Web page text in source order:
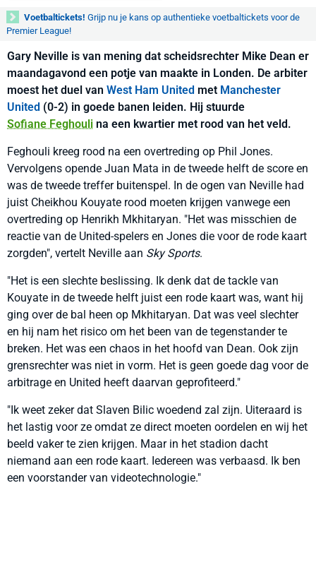
Voetbaltickets! Grijp nu je kans op authentieke voetbaltickets voor de
Premier League!
Gary Neville is van mening dat scheidsrechter Mike Dean er
maandagavond een potje van maakte in Londen. De arbiter
moest het duel van West Ham United met Manchester
United (0-2) in goede banen leiden. Hij stuurde
Sofiane Feghouli na een kwartier met rood van het veld.
Feghouli kreeg rood na een overtreding op Phil Jones.
Vervolgens opende Juan Mata in de tweede helft de score en
was de tweede treffer buitenspel. In de ogen van Neville had
juist Cheikhou Kouyate rood moeten krijgen vanwege een
overtreding op Henrikh Mkhitaryan. "Het was misschien de
reactie van de United-spelers en Jones die voor de rode kaart
zorgden", vertelt Neville aan Sky Sports.
"Het is een slechte beslissing. Ik denk dat de tackle van
Kouyate in de tweede helft juist een rode kaart was, want hij
ging over de bal heen op Mkhitaryan. Dat was veel slechter
en hij nam het risico om het been van de tegenstander te
breken. Het was een chaos in het hoofd van Dean. Ook zijn
grensrechter was niet in vorm. Het is geen goede dag voor de
arbitrage en United heeft daarvan geprofiteerd."
"Ik weet zeker dat Slaven Bilic woedend zal zijn. Uiteraard is
het lastig voor ze omdat ze direct moeten oordelen en wij het
beeld vaker te zien krijgen. Maar in het stadion dacht
niemand aan een rode kaart. Iedereen was verbaasd. Ik ben
een voorstander van videotechnologie."